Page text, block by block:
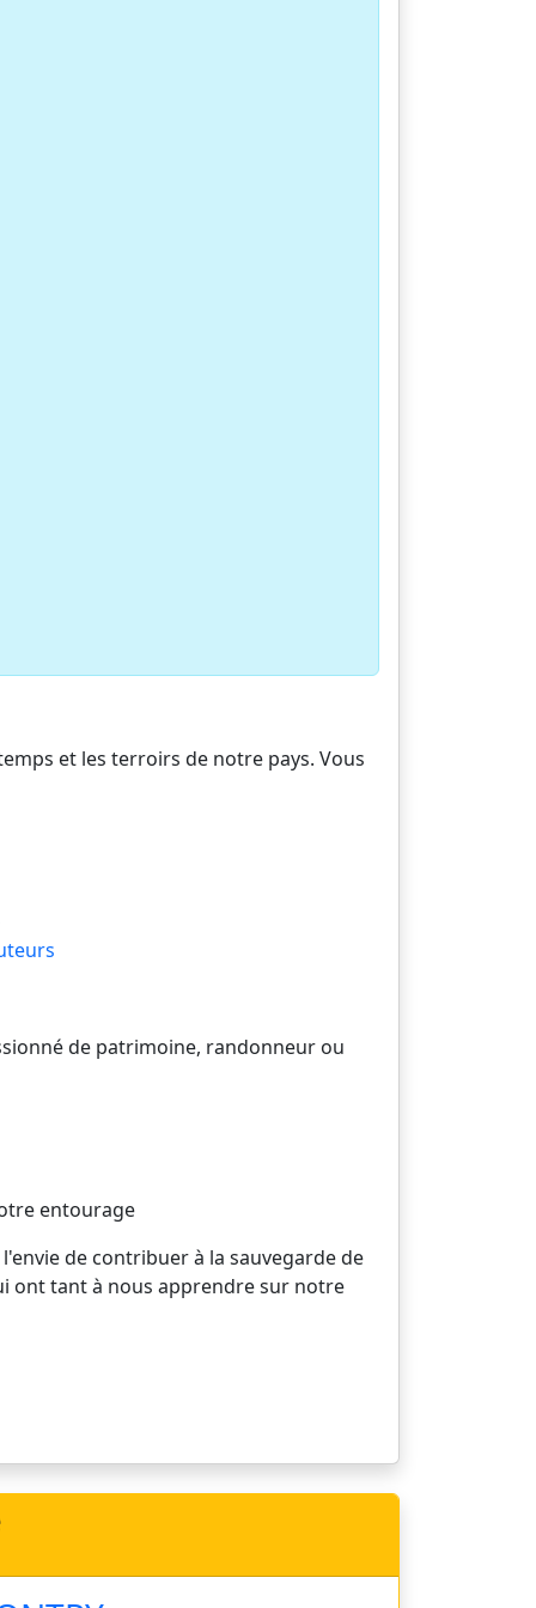
et les terroirs de notre pays. Vous
de patrimoine, randonneur ou
entourage
de contribuer à la sauvegarde de
ont tant à nous apprendre sur notre